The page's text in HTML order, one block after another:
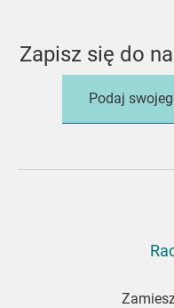
Zapisz się do